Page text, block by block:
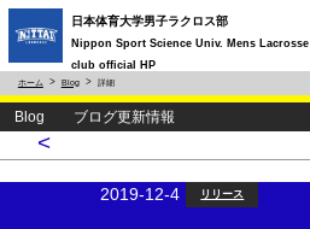
日本体育大学男子ラクロス部
Nippon Sport Science Univ. Mens Lacrosse
club official HP
ホーム Blog 詳細
Blog ブログ更新情報
<
2019-12-4 リリース